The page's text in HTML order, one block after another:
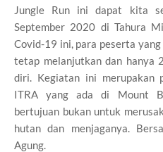
Jungle Run ini dapat kita
September 2020 di Tahura
Covid-19 ini, para peserta
tetap melanjutkan dan hanya
diri. Kegiatan ini merupakan
ITRA yang ada di Mount
bertujuan bukan untuk
hutan dan menjaganya.
Agung.